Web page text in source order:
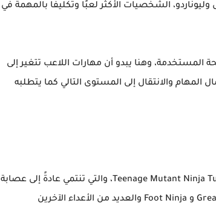
وليوناردو، الشخصيات الأكثر لعبًا وتكليفًا بالمهمة في
وهنا يبدو أن مهارات اللاعب تتغير إلى
والانتقال إلى المستوى التالي كما يتطلبه
بمجرد بدء اللعب، ستواجه المزيد من الأعداء في لعبة Teenage Mutant Ninja Turtles 1، والتي تنتمي عادةً إلى عصابة
مناهضة لسلاحف النينجا بقيادة Mouser Robot و Great Dragon و Foot Ninja والعديد من الأعداء الآخرين